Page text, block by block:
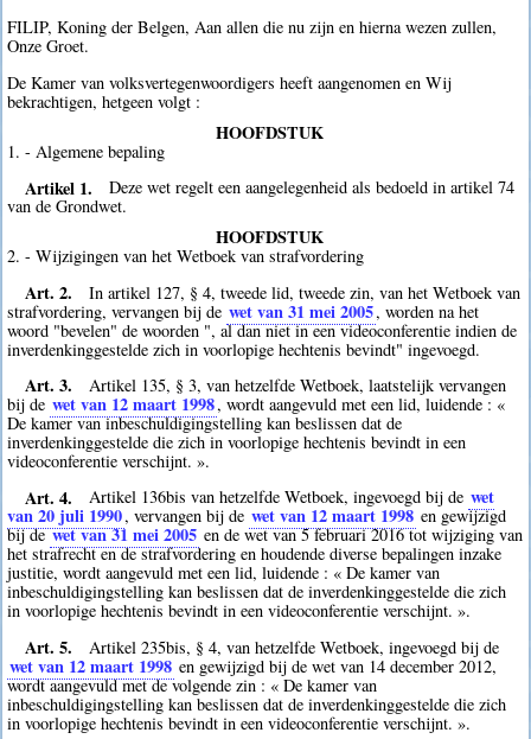
FILIP, Koning der Belgen, Aan allen die nu zijn en hierna wezen zullen,
Onze Groet.
De Kamer van volksvertegenwoordigers heeft aangenomen en Wij
bekrachtigen, hetgeen volgt :
HOOFDSTUK
1. - Algemene bepaling
Artikel 1.
Deze wet regelt een aangelegenheid als bedoeld in artikel 74
van de Grondwet.
HOOFDSTUK
2. - Wijzigingen van het Wetboek van strafvordering
Art. 2.
In artikel 127, § 4, tweede lid, tweede zin, van het Wetboek van
strafvordering, vervangen bij de wet van 31 mei 2005, worden na het
woord "bevelen" de woorden ", al dan niet in een videoconferentie indien de
inverdenkinggestelde zich in voorlopige hechtenis bevindt" ingevoegd.
Art. 3.
Artikel 135, § 3, van hetzelfde Wetboek, laatstelijk vervangen
bij de wet van 12 maart 1998, wordt aangevuld met een lid, luidende : «
De kamer van inbeschuldigingstelling kan beslissen dat de
inverdenkinggestelde die zich in voorlopige hechtenis bevindt in een
videoconferentie verschijnt. ».
Art. 4. Artikel 136bis van hetzelfde Wetboek, ingevoegd bij de wet
van 20 juli 1990, vervangen bij de wet van 12 maart 1998 en gewijzigd
bij dewet van 31 mei 2005 en de wet van 5 februari 2016 tot wijziging van
het strafrecht en de strafvordering en houdende diverse bepalingen inzake
justitie, wordt aangevuld met een lid, luidende : « De kamer van
inbeschuldigingstelling kan beslissen dat de inverdenkinggestelde die zich
in voorlopige hechtenis bevindt in een videoconferentie verschijnt. ».
Art. 5. Artikel 235bis, § 4, van hetzelfde Wetboek, ingevoegd bij de
wet van 12 maart 1998 en gewijzigd bij de wet van 14 december 2012,
wordt aangevuld met de volgende zin : « De kamer van
inbeschuldigingstelling kan beslissen dat de inverdenkinggestelde die zich
in voorlopige hechtenis bevindt in een videoconferentie verschijnt. ».